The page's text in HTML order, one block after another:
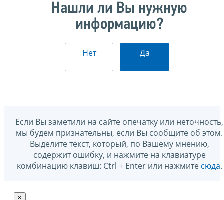
Нашли ли Вы нужную
информацию?
Нет Да
Если Вы заметили на сайте опечатку или неточность,
мы будем признательны, если Вы сообщите об этом.
Выделите текст, который, по Вашему мнению,
содержит ошибку, и нажмите на клавиатуре
комбинацию клавиш: Ctrl + Enter или нажмите сюда.
×